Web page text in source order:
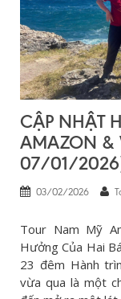
CẬP NHẬT
AMAZON &
07/01/
03/02/2026
Tour Nam Mỹ
Hưởng Của Hai
23 đêm Hành
vừa qua là một